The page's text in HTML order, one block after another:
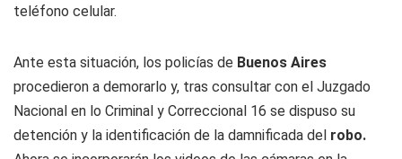
teléfono celular.
Ante esta situación, los policías de Buenos Aires
procedieron a demorarlo y, tras consultar con el Juzgado
Nacional en lo Criminal y Correccional 16 se dispuso su
detención y la identificación de la damnificada del robo.